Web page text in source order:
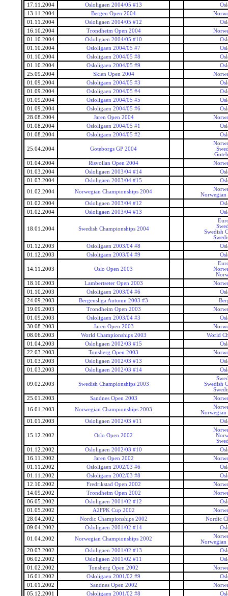
17.11.2004
Osloligaen 2004/05 #13
13.11.2004
Bergen Open 2004
01.11.2004
Osloligaen 2004/05 #12
16.10.2004
Trondheim Open 2004
01.10.2004
Osloligaen 2004/05 #10
01.10.2004
Osloligaen 2004/05 #7
01.10.2004
Osloligaen 2004/05 #8
01.10.2004
Osloligaen 2004/05 #9
25.09.2004
Skien Open 2004
01.09.2004
Osloligaen 2004/05 #3
01.09.2004
Osloligaen 2004/05 #4
01.09.2004
Osloligaen 2004/05 #5
01.09.2004
Osloligaen 2004/05 #6
28.08.2004
Jaren Open 2004
01.08.2004
Osloligaen 2004/05 #1
01.08.2004
Osloligaen 2004/05 #2
25.04.2004 Goteborgs GP 2004
01.04.2004
Risvollan Open 2004
01.03.2004
Osloligaen 2003/04 #14
01.03.2004
Osloligaen 2003/04 #15
01.02.2004
Norwegian Championships 2004
Norwegian
01.02.2004
Osloligaen 2003/04 #12
01.02.2004
Osloligaen 2003/04 #13
18.01.2004 Swedish Championships 2004
Swedish
01.12.2003
Osloligaen 2003/04 #8
01.12.2003
Osloligaen 2003/04 #9
14.11.2003 Oslo Open 2003
18.10.2003
Lambertseter Open 2003
01.10.2003
Osloligaen 2003/04 #6
24.09.2003
Bergensliga Autumn 2003 #3
19.09.2003
Trondheim Open 2003
01.09.2003
Osloligaen 2003/04 #3
30.08.2003
Jaren Open 2003
08.06.2003
World Championships 2003
World
01.04.2003
Osloligaen 2002/03 #15
22.03.2003
Tonsberg Open 2003
01.03.2003
Osloligaen 2002/03 #13
01.03.2003
Osloligaen 2002/03 #14
09.02.2003 Swedish Championships 2003
Swedish
25.01.2003
Sandnes Open 2003
16.01.2003
Norwegian Championships 2003
Norwegian
01.01.2003
Osloligaen 2002/03 #11
15.12.2002 Oslo Open 2002
01.12.2002
Osloligaen 2002/03 #10
16.11.2002
Jaren Open 2002
01.11.2002
Osloligaen 2002/03 #6
01.11.2002
Osloligaen 2002/03 #8
12.10.2002
Fredrikstad Open 2002
14.09.2002
Trondheim Open 2002
06.05.2002
Osloligaen 2001/02 #12
01.05.2002
A2FPK Cup 2002
28.04.2002
Nordic Championships 2002
Nordic
09.04.2002
Osloligaen 2001/02 #14
01.04.2002
Norwegian Championships 2002
Norwegian
20.03.2002
Osloligaen 2001/02 #13
06.02.2002
Osloligaen 2001/02 #11
01.02.2002
Tonsberg Open 2002
16.01.2002
Osloligaen 2001/02 #9
01.01.2002
Sandnes Open 2002
05.12.2001
Osloligaen 2001/02 #8